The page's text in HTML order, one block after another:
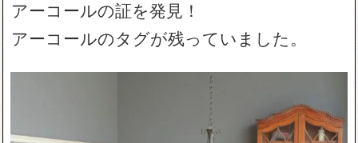
アーコールの証を発見！
アーコールのタグが残っていました。